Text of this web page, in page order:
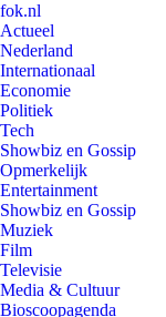
fok.nl
Actueel
Nederland
Internationaal
Economie
Politiek
Tech
Showbiz en Gossip
Opmerkelijk
Entertainment
Showbiz en Gossip
Muziek
Film
Televisie
Media & Cultuur
Bioscoopagenda